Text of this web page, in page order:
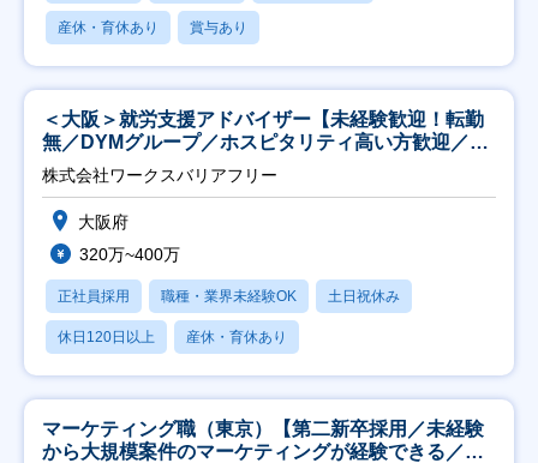
産休・育休あり 賞与あり
＜大阪＞就労支援アドバイザー【未経験歓迎！転勤
無／DYMグループ／ホスピタリティ高い方歓迎／土
日祝】
株式会社ワークスバリアフリー
大阪府
320万~400万
正社員採用 職種・業界未経験OK 土日祝休み
休日120日以上 産休・育休あり
マーケティング職（東京）【第二新卒採用／未経験
から大規模案件のマーケティングが経験できる／研